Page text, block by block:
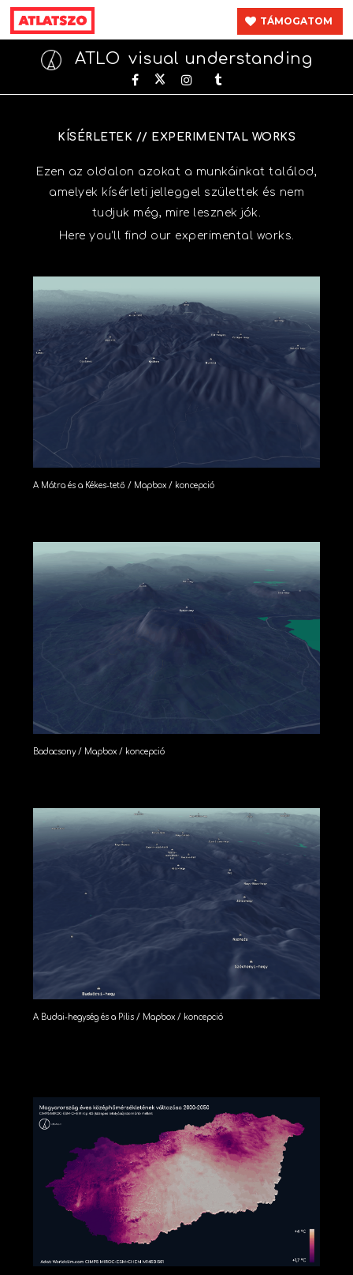
TÁMOGATOM
ATLO visual understanding
KÍSÉRLETEK // EXPERIMENTAL WORKS
Ezen az oldalon azokat a munkáinkat találod,
amelyek kísérleti jelleggel születtek és nem
tudjuk még, mire lesznek jók.
Here you’ll find our experimental works.
A Mátra és a Kékes-tető / Mapbox / koncepció
Badacsony / Mapbox / koncepció
A Budai-hegység és a Pilis / Mapbox / koncepció